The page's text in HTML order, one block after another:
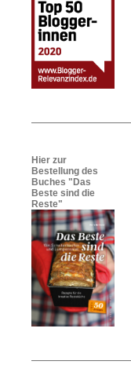
Hier zur
Bestellung des
Buches "Das
Beste sind die
Reste"